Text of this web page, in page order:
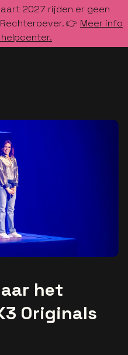
2027 rijden er geen
👉 Meer info
het
Originals